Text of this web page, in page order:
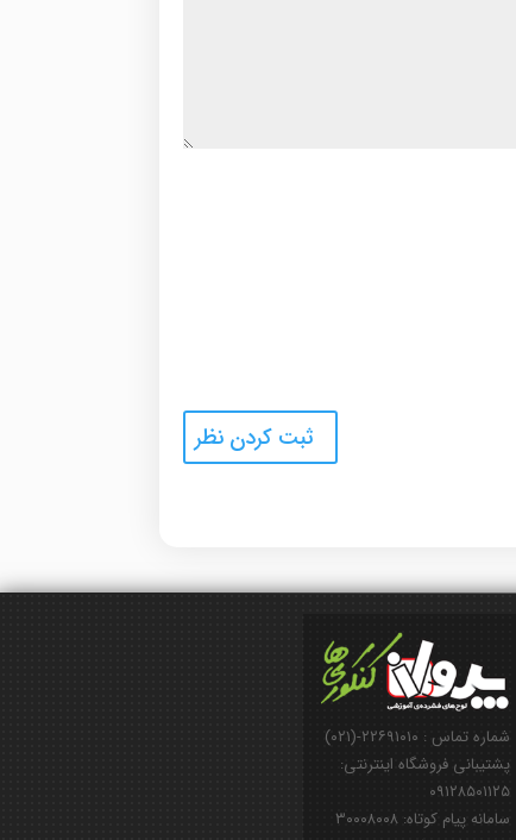
شماره تماس : ۲۲۶۹۱۰۱۰-(۰۲۱)
پشتیبانی فروشگاه اینترنتی:
۰۹۱۲۸۵۰۱۱۲۵
سامانه پیام کوتاه: ۳۰۰۰۸۰۰۸